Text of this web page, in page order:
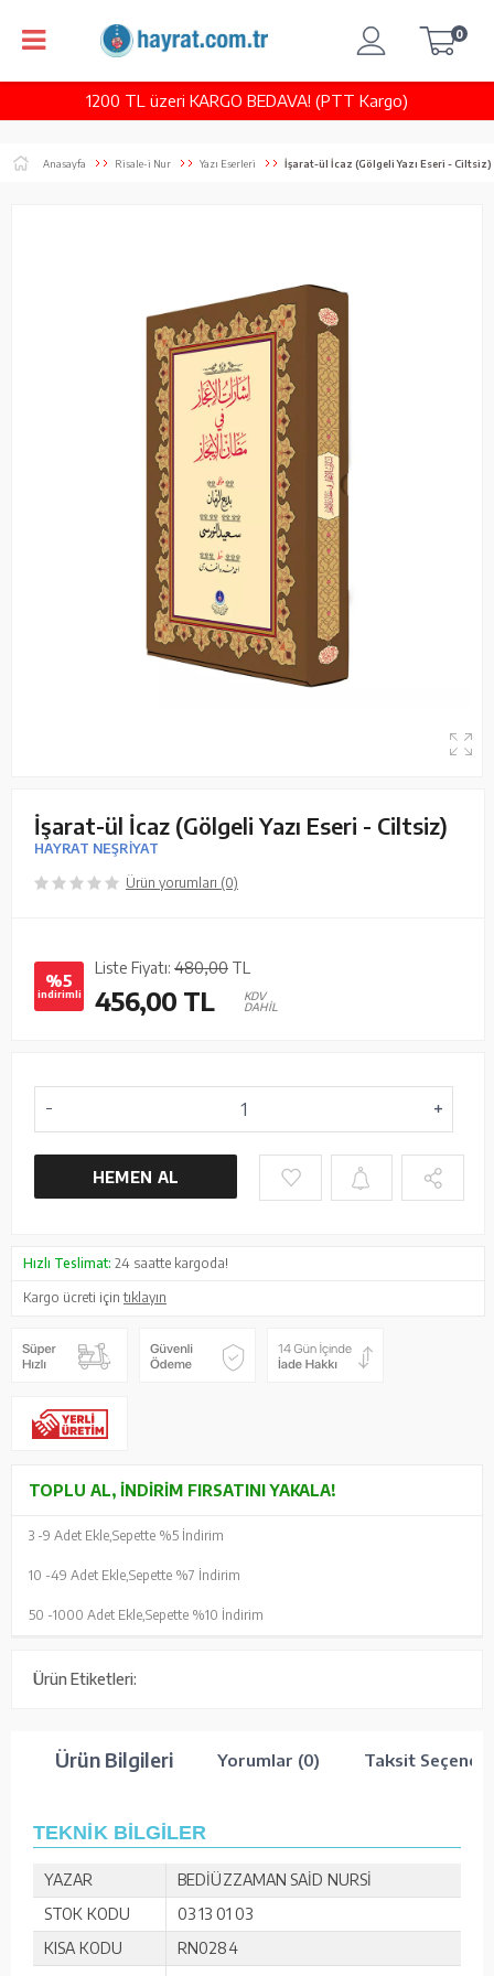
1200 TL üzeri KARGO BEDAVA! (PTT Kargo)
0
Anasayfa Risale-i Nur Yazı Eserleri İşarat-ül İcaz (Gölgeli Yazı Eseri - Ciltsiz)
İşarat-ül İcaz (Gölgeli Yazı Eseri - Ciltsiz)
HAYRAT NEŞRİYAT
Ürün yorumları (0)
%5
indirimli
Liste Fiyatı: 480,00 TL
456,00 TL
KDV
DAHİL
HEMEN AL
Hızlı Teslimat: 24 saatte kargoda!
Kargo ücreti içintıklayın
TOPLU AL, İNDIRIM FIRSATINI YAKALA!
3 -9 Adet Ekle, Sepette %5 İndirim
10 -49 Adet Ekle, Sepette %7 İndirim
50 -1000 Adet Ekle, Sepette %10 İndirim
Ürün Etiketleri:
Ürün Bilgileri Yorumlar (0) Taksit
TEKNİK BİLGİLER
YAZAR
BEDİÜZZAMAN SAİD NURSİ
STOK KODU
03 13 01 03
KISA KODU
RN0284